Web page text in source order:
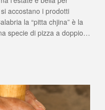
rustica
calabrese
accostano i prodotti
la “pitta chjina” è la
specie di pizza a doppio…